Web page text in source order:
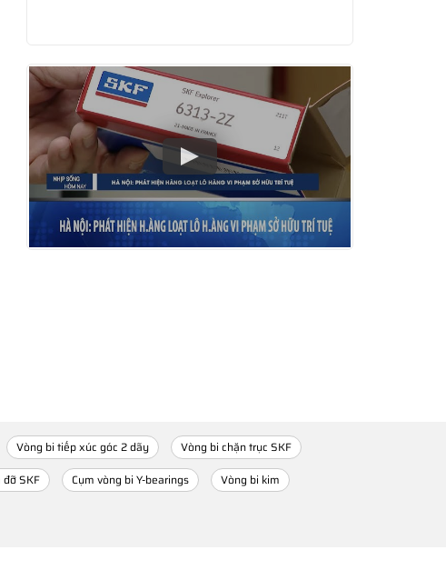
Vòng bi tiếp xúc góc 2 dãy
Vòng bi chặn trục SKF
SKF Cụm vòng bi Y-bearings
Vòng bi kim